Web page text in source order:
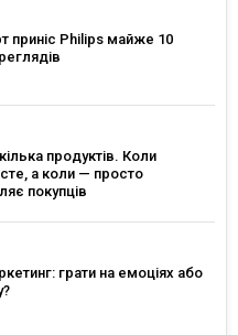
приніс Philips майже 10
продуктів. Коли
а коли — просто
покупців
грати на емоціях або